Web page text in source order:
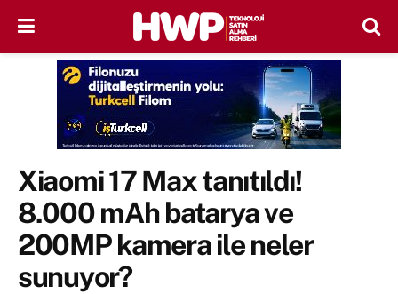
Xiaomi 17 Max tanıtıldı!
8.000 mAh batarya ve
200MP kamera ile neler
sunuyor?